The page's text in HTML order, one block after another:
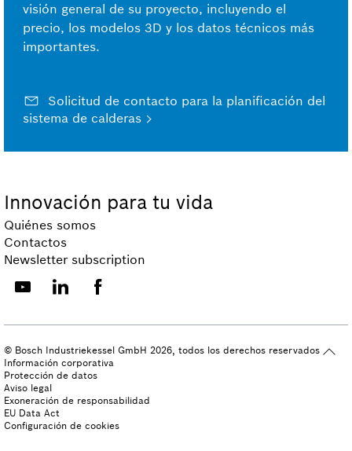
visión general de su proyecto, incluyendo el
precio, los modelos 3D y los datos técnicos más
importantes.
Solicitud de contacto para la planificación del
sistema de calderas
Innovación para tu vida
Quiénes somos
Contactos
Newsletter subscription
© Bosch Industriekessel GmbH 2026, todos los derechos reservados
Información corporativa
Protección de datos
Aviso legal
Exoneración de responsabilidad
EU Data Act
Configuración de cookies